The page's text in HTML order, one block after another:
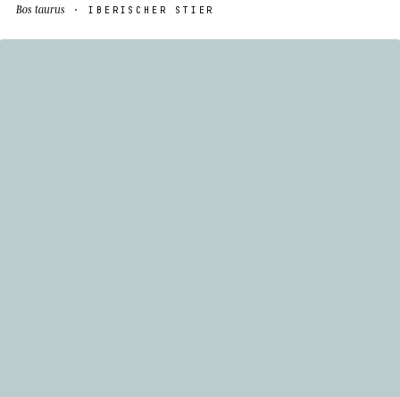
Bos taurus · IBERISCHER STIER